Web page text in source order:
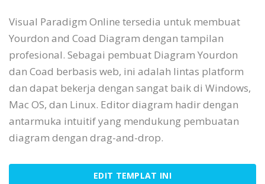
Visual Paradigm Online tersedia untuk membuat
Yourdon and Coad Diagram dengan tampilan
profesional. Sebagai pembuat Diagram Yourdon
dan Coad berbasis web, ini adalah lintas platform
dan dapat bekerja dengan sangat baik di Windows,
Mac OS, dan Linux. Editor diagram hadir dengan
antarmuka intuitif yang mendukung pembuatan
diagram dengan drag-and-drop.
EDIT TEMPLAT INI